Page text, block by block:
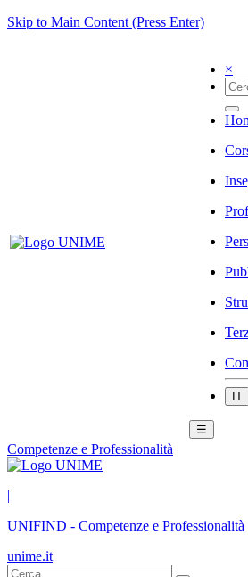
Skip to Main Content (Press Enter)
×
IT
☰
Competenze e Professionalità
|
UNIFIND - Competenze e Professionalità
unime.it